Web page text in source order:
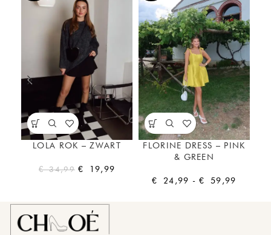
LOLA ROK – ZWART
€34,99 € 19,99
FLORINE DRESS – PINK
& GREEN
€ 24,99 - € 59,99